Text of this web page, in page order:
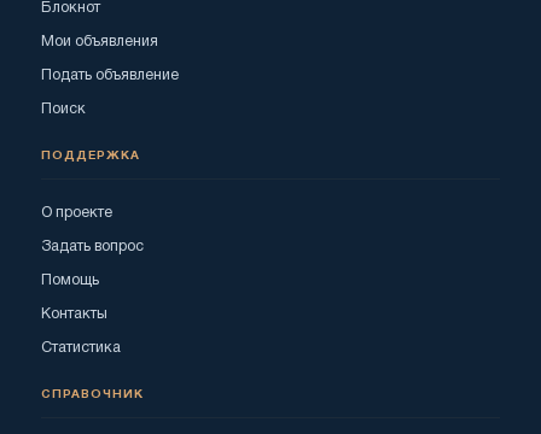
Блокнот
Мои объявления
Подать объявление
Поиск
ПОДДЕРЖКА
О проекте
Задать вопрос
Помощь
Контакты
Статистика
СПРАВОЧНИК